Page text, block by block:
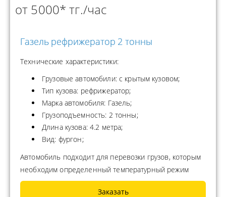
от 5000* тг./час
Газель рефрижератор 2 тонны
Технические характеристики:
Грузовые автомобили: с крытым кузовом;
Тип кузова: рефрижератор;
Марка автомобиля: Газель;
Грузоподъемность: 2 тонны;
Длина кузова: 4.2 метра;
Вид: фургон;
Автомобиль подходит для перевозки грузов, которым
необходим определенный температурный режим
Заказать